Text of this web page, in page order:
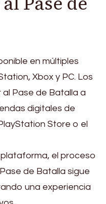
en múltiples
Xbox y PC. Los
Pase de Batalla a
digitales de
Store o el
el proceso
de Batalla sigue
una experiencia